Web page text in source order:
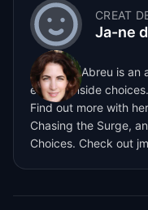
CREAT
Ja-ne
Ja-ne de Abreu is an
energy inside
Find out more with
Chasing the Surge,
Choices. Check out